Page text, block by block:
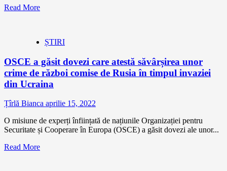
Read More
ȘTIRI
OSCE a găsit dovezi care atestă săvârșirea unor
crime de război comise de Rusia în timpul invaziei
din Ucraina
Țîrlă Bianca aprilie 15, 2022
O misiune de experți înființată de națiunile Organizației pentru
Securitate și Cooperare în Europa (OSCE) a găsit dovezi ale unor...
Read More